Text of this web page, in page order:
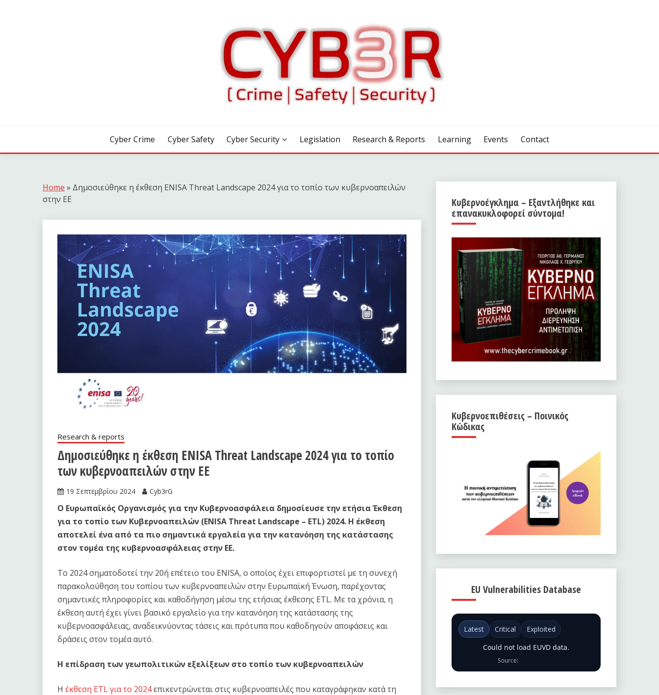
Cyber Crime Cyber Safety Cyber Security Legislation Research & Reports Learning Events Contact
Home » Δημοσιεύθηκε η έκθεση ENISA Threat Landscape 2024 για το τοπίο των κυβερνοαπειλών
στην ΕΕ
Research & reports
Δημοσιεύθηκε η έκθεση ENISA Threat Landscape 2024 για το τοπίο
των κυβερνοαπειλών στην ΕΕ
19 Σεπτεμβρίου 2024 Cyb3rG
Ο Ευρωπαϊκός Οργανισμός για την Κυβερνοασφάλεια δημοσίευσε την ετήσια Έκθεση
για το τοπίο των Κυβερνοαπειλών (ENISA Threat Landscape – ETL) 2024. Η έκθεση
αποτελεί ένα από τα πιο σημαντικά εργαλεία για την κατανόηση της κατάστασης
στον τομέα της κυβερνοασφάλειας στην ΕΕ.
Το 2024 σηματοδοτεί την 20ή επέτειο του ENISA, ο οποίος έχει επιφορτιστεί με τη συνεχή
παρακολούθηση του τοπίου των κυβερνοαπειλών στην Ευρωπαϊκή Ένωση, παρέχοντας
σημαντικές πληροφορίες και καθοδήγηση μέσω της ετήσιας έκθεσης ETL. Με τα χρόνια, η
έκθεση αυτή έχει γίνει βασικό εργαλείο για την κατανόηση της κατάστασης της
κυβερνοασφάλειας, αναδεικνύοντας τάσεις και πρότυπα που καθοδηγούν αποφάσεις και
δράσεις στον τομέα αυτό.
Η επίδραση των γεωπολιτικών εξελίξεων στο τοπίο των κυβερνοαπειλών
Η έκθεση ETL για το 2024επικεντρώνεται στις κυβερνοαπειλές που καταγράφηκαν κατά τη
Κυβερνοέγκλημα – Εξαντλήθηκε και
επανακυκλοφορεί σύντομα!
Κυβερνοεπιθέσεις – Ποινικός
Κώδικας
EU Vulnerabilities Database
Latest Critical
Exploited
Could not load EUVD data.
Source: